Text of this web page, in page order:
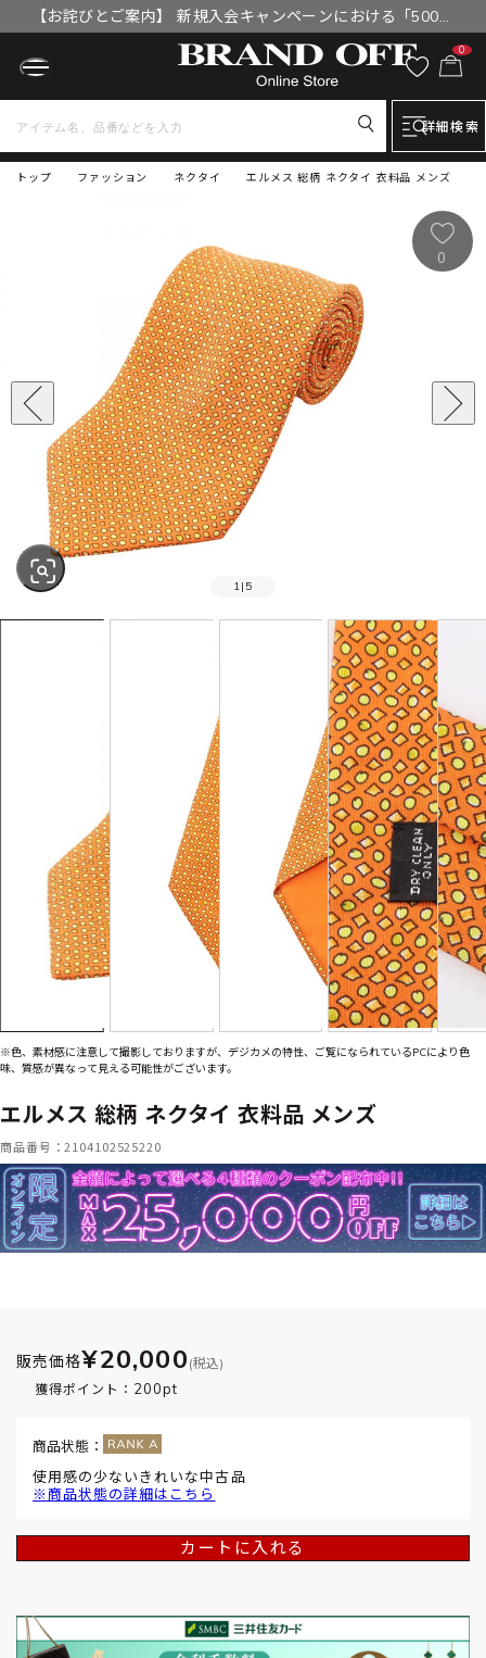
【お詫びとご案内】 新規入会キャンペーンにおける「500円
OFFクーポン」付与漏れと補填について
0
詳細検索
トップ エルメス 総柄 ネクタイ 衣料品 メンズ
ファッション ネクタイ
1 | 5
0
※色、素材感に注意して撮影しておりますが、デジカメの特性、ご覧になられているPCにより色
味、質感が異なって見える可能性がございます。
エルメス 総柄 ネクタイ 衣料品 メンズ
商品番号：2104102525220
販売価格¥20,000 (税込)
獲得ポイント： 200pt
商品状態：
使用感の少ないきれいな中古品
※商品状態の詳細はこちら
カートに入れる